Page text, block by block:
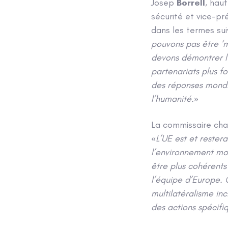
Josep Borrell ,
sécurité et vice-
dans les termes
pouvons pas être
devons démontrer
partenariats plus
des réponses
l’humanité.»
La commissaire
«L’UE est et
l’environnement
être plus
l’équipe
multilatéralisme
des actions